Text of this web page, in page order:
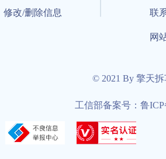
修改/删除信息 联
网
© 2021 By 擎天
工信部备案号：鲁